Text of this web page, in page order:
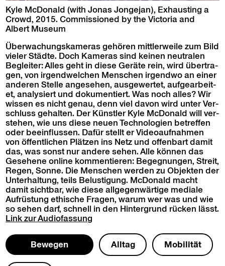
Kyle McDon­ald (with Jonas Jonge­jan), Exhaust­ing a
Crowd, 2015. Com­mis­sioned by the Vic­to­ria and
Albert Museum
Überwachungskam­eras gehören mit­tler­weile zum Bild
viel­er Städte. Doch Kam­eras sind keinen neu­tralen
Begleit­er: Alles geht in diese Geräte rein, wird über­tra­
gen, von irgendwelchen Men­schen irgend­wo an ein­er
anderen Stelle ange­se­hen, aus­gew­ertet, aufgear­beit­
et, analysiert und doku­men­tiert. Was noch alles? Wir
wis­sen es nicht genau, denn viel davon wird unter Ver­
schluss gehal­ten. Der Kün­stler Kyle McDon­ald will ver­
ste­hen, wie uns diese neuen Tech­nolo­gien betr­e­f­fen
oder bee­in­flussen. Dafür stellt er Videoauf­nah­men
von öffentlichen Plätzen ins Netz und offen­bart damit
das, was son­st nur andere sehen. Alle kön­nen das
Gese­hene online kom­men­tieren: Begeg­nun­gen, Stre­it,
Regen, Sonne. Die Men­schen wer­den zu Objek­ten der
Unter­hal­tung, teils Belus­ti­gung. McDon­ald macht
damit sicht­bar, wie diese all­ge­gen­wär­tige medi­ale
Aufrüs­tung ethis­che Fra­gen, warum wer was und wie
so sehen darf, schnell in den Hin­ter­grund rück­en lässt.
Link zurAudio­fas­sung
Bewe­gen All­t­ag Mobil­ität